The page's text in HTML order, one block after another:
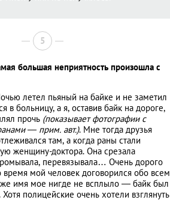
5
большая неприятность произошла с
летел пьяный на байке и не заметил
в больницу, а я, оставив байк на дороге,
прочь (показывает фотографии с
— прим. авт.). Мне тогда друзья
там, а когда раны стали
женщину-доктора. Она срезала
перевязывала… Очень дорого
время мой человек договорился обо всем
имя мое нигде не всплыло — байк был
полицейские очень хотели взглянуть